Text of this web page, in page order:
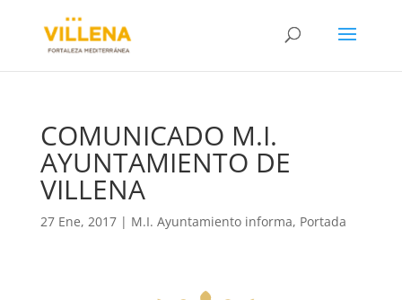
COMUNICADO M.I.
AYUNTAMIENTO DE
VILLENA
27 Ene, 2017| M.I. Ayuntamiento informa, Portada